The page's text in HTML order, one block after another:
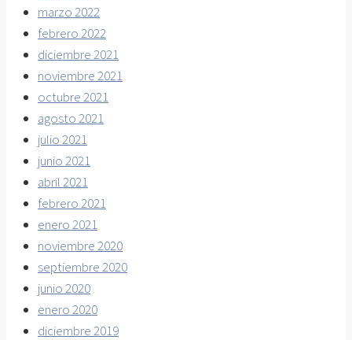
marzo 2022
febrero 2022
diciembre 2021
noviembre 2021
octubre 2021
agosto 2021
julio 2021
junio 2021
abril 2021
febrero 2021
enero 2021
noviembre 2020
septiembre 2020
junio 2020
enero 2020
diciembre 2019